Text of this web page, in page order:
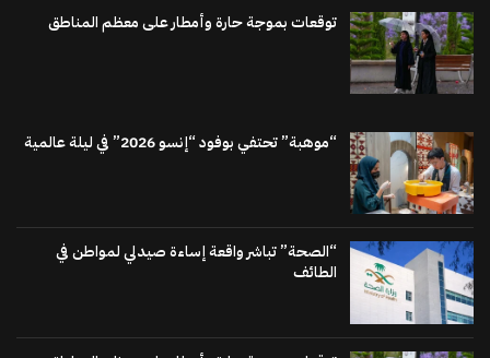
توقعات بموجة حارة وأمطار على معظم المناطق
“موهبة” تحتفي بوفود “إنسو 2026” في ليلة عالمية
“الصحة” تباشر واقعة إساءة صيدلي لمواطن في
الطائف